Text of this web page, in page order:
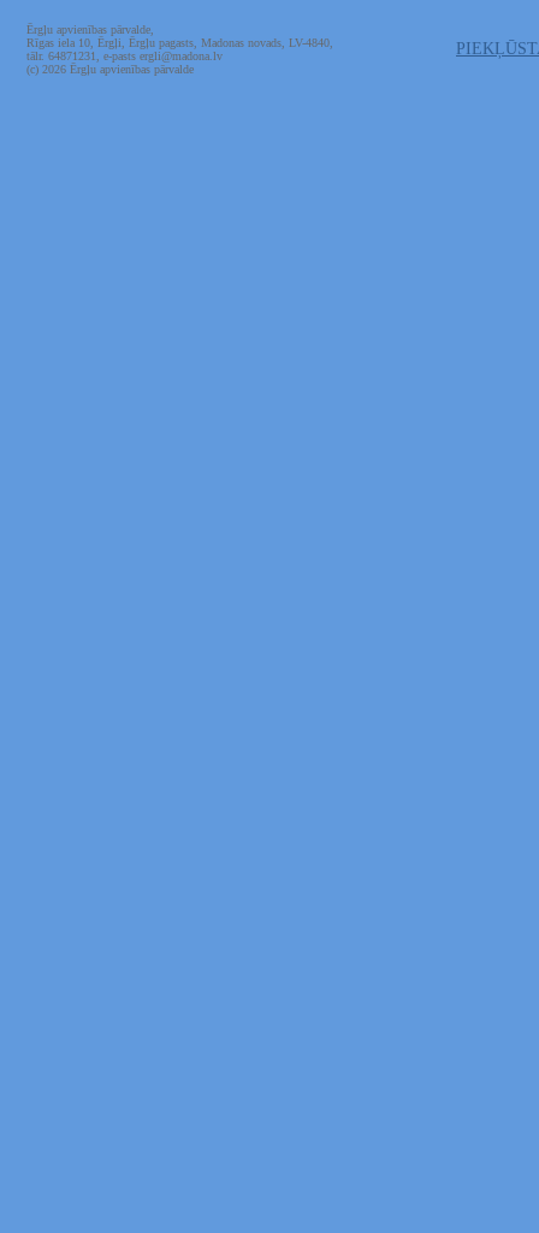
Ērgļu apvienības pārvalde,
Rīgas iela 10, Ērgļi, Ērgļu pagasts, Madonas novads, LV-4840,
tālr. 64871231, e-pasts ergli@madona.lv
(c) 2026 Ērgļu apvienības pārvalde